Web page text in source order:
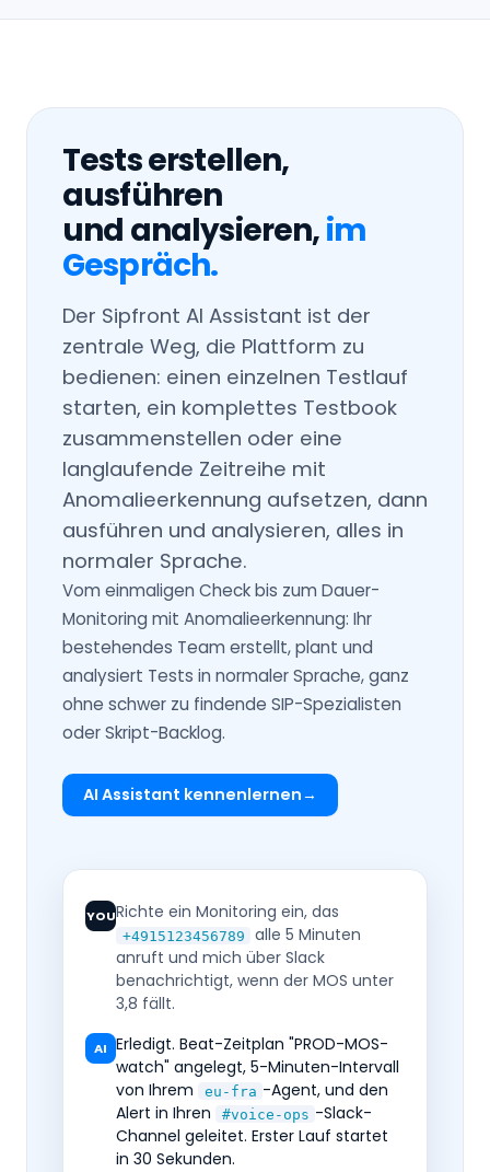
Tests erstellen,
ausführen
und analysieren,im
Gespräch.
Der Sipfront AI Assistant ist der
zentrale Weg, die Plattform zu
bedienen: einen einzelnen Testlauf
starten, ein komplettes Testbook
zusammenstellen oder eine
langlaufende Zeitreihe mit
Anomalieerkennung aufsetzen, dann
ausführen und analysieren, alles in
normaler Sprache.
Vom einmaligen Check bis zum Dauer-
Monitoring mit Anomalieerkennung: Ihr
bestehendes Team erstellt, plant und
analysiert Tests in normaler Sprache, ganz
ohne schwer zu findende SIP-Spezialisten
oder Skript-Backlog.
AI Assistant kennenlernen
YOURichte ein Monitoring ein, das
+4915123456789
alle 5 Minuten
anruft und mich über Slack
benachrichtigt, wenn der MOS unter
3,8 fällt.
AI Erledigt. Beat-Zeitplan "PROD-MOS-
watch" angelegt, 5-Minuten-Intervall
von Ihrem
eu-fra -Agent, und den
Alert in Ihren
#voice-ops -Slack-
Channel geleitet. Erster Lauf startet
in 30 Sekunden.